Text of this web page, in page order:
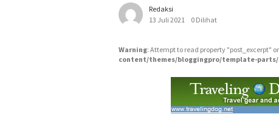
Redaksi
13 Juli 2021
0 Dilihat
Warning: Attempt to read property "post_excerpt"
content/themes/bloggingpro/template-